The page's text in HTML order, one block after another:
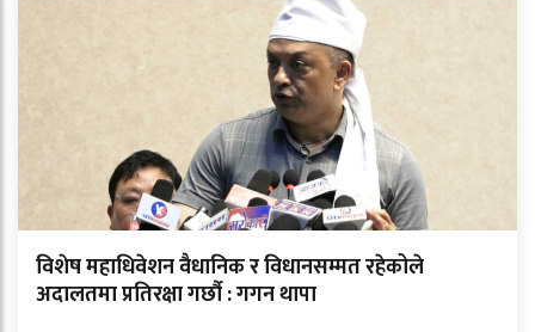
विशेष महाधिवेशन वैधानिक र विधानसम्मत रहेकोले
अदालतमा प्रतिरक्षा गर्छौ : गगन थापा